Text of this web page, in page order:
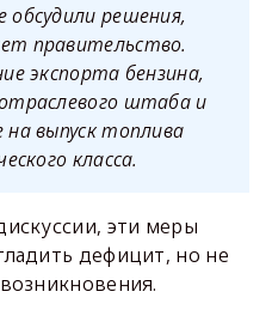
решения,
правительство.
экспорта бензина,
штаба и
выпуск топлива
класса.
эти меры
дефицит, но не